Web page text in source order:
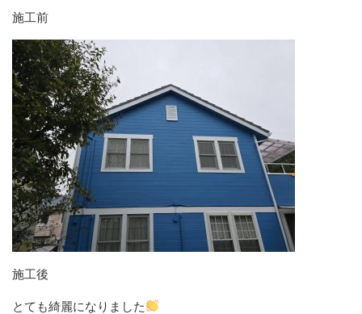
施工前
施工後
とても綺麗になりました